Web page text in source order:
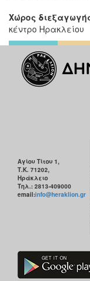
Χώρος
κέντρο Ηρακλείου
Αγίου Τίτου 1,
Τ.Κ. 71202,
Ηράκλειο
Τηλ.: 2813-409000
email:info@heraklion.gr